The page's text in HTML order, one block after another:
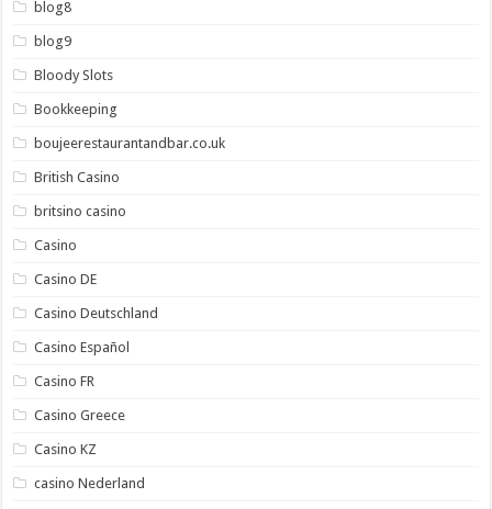
blog8
blog9
Bloody Slots
Bookkeeping
boujeerestaurantandbar.co.uk
British Casino
britsino casino
Casino
Casino DE
Casino Deutschland
Casino Español
Casino FR
Casino Greece
Casino KZ
casino Nederland